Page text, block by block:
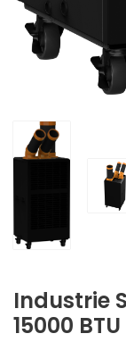
Industrie
15000 BTU